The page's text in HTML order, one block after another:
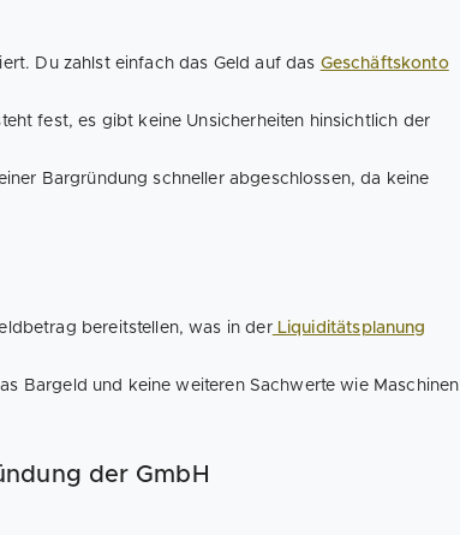
Du zahlst einfach das Geld auf das Geschäftskonto
fest, es gibt keine Unsicherheiten hinsichtlich der
Bargründung schneller abgeschlossen, da keine
bereitstellen, was in derLiquiditätsplanung
Bargeld und keine weiteren Sachwerte wie Maschinen
der GmbH